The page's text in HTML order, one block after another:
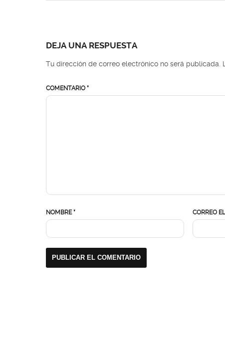
DEJA UNA RESPUESTA
Tu dirección de correo electrónico no será publicada.
COMENTARIO *
NOMBRE* CORREO